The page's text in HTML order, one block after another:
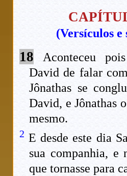
(Versículos e
18 Aconteceu
David de falar
Jônathas se
David, e Jônathas
mesmo.
2 E desde este dia
sua companhia, e
que tornasse para